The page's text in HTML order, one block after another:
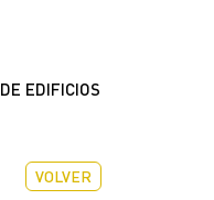
EDIFICIOS
VOLVER